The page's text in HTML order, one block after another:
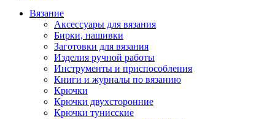
Вязание
Аксессуары для вязания
Бирки, нашивки
Заготовки для вязания
Изделия ручной работы
Инструменты и приспособления
Книги и журналы по вязанию
Крючки
Крючки двухсторонние
Крючки тунисские